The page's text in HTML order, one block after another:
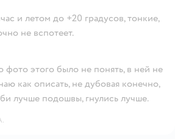
и летом до +20 градусов, тонкие,
не вспотеет.
этого было не понять, в ней не
как описать, не дубовая конечно,
лучше подошвы, гнулись лучше.